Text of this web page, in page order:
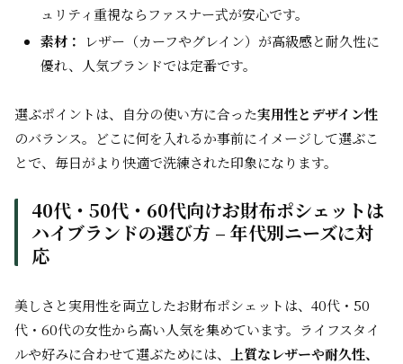
ュリティ重視ならファスナー式が安心です。
素材：
レザー（カーフやグレイン）が高級感と耐久性に
優れ、人気ブランドでは定番です。
選ぶポイントは、自分の使い方に合った実用性とデザイン性
のバランス。どこに何を入れるか事前にイメージして選ぶこ
とで、毎日がより快適で洗練された印象になります。
40代・50代・60代向けお財布ポシェットは
ハイブランドの選び方 – 年代別ニーズに対
応
美しさと実用性を両立したお財布ポシェットは、40代・50
代・60代の女性から高い人気を集めています。ライフスタイ
ルや好みに合わせて選ぶためには、
上質なレザーや耐久性、